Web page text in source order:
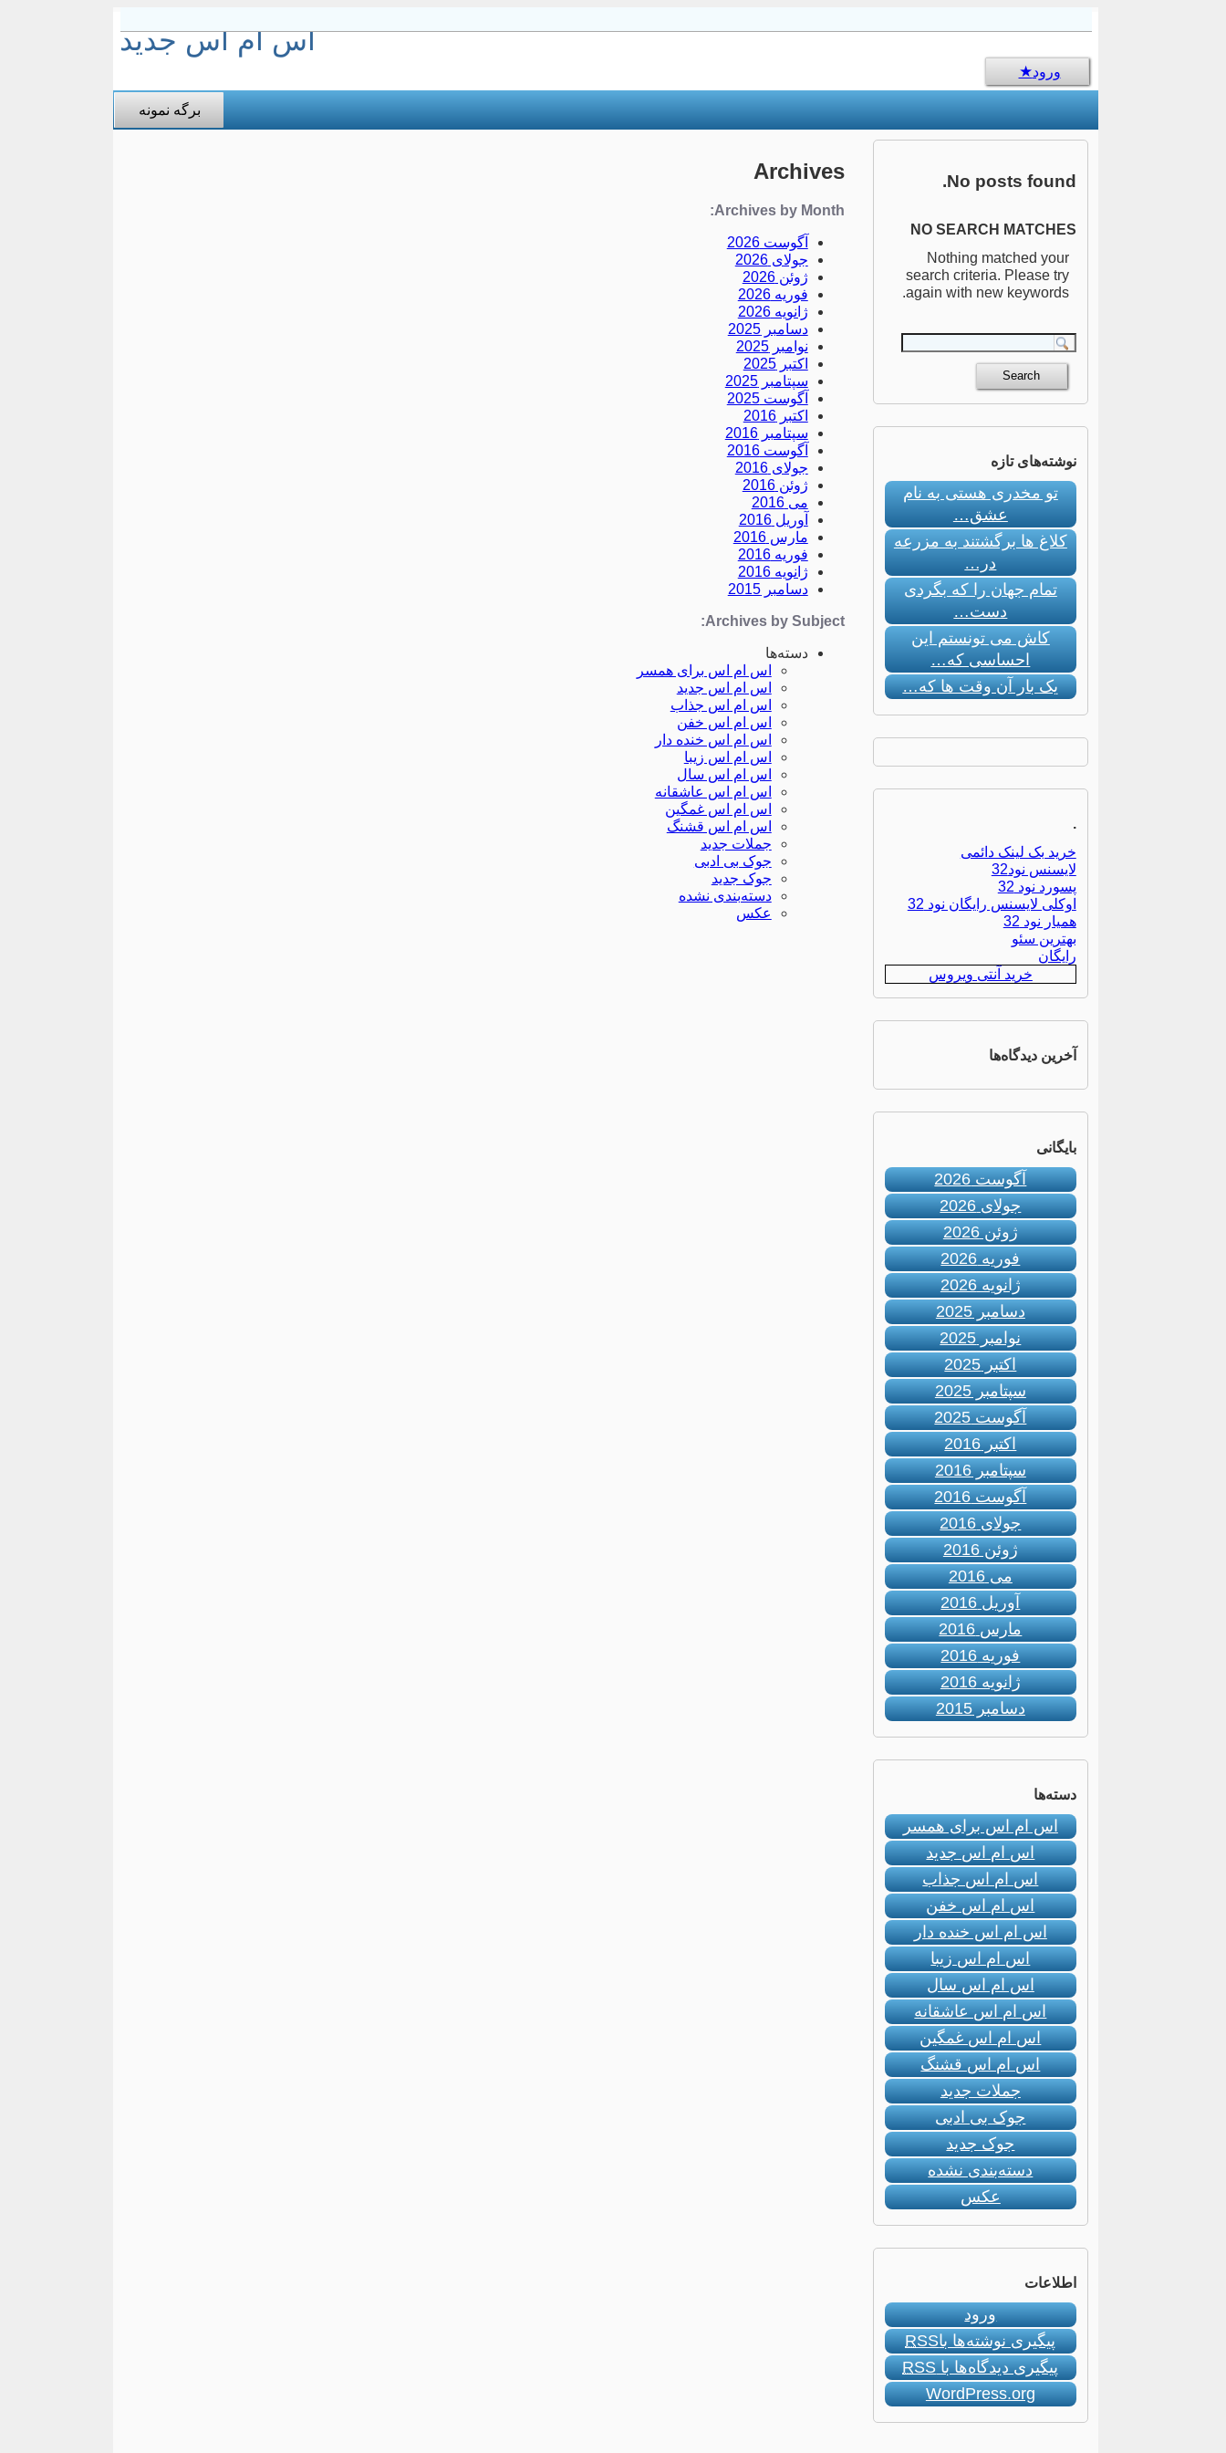
اس ام اس جدید
ورود
برگه نمونه
Archives
Archives by Month:
آگوست 2026
جولای 2026
ژوئن 2026
فوریه 2026
ژانویه 2026
دسامبر 2025
نوامبر 2025
اکتبر 2025
سپتامبر 2025
آگوست 2025
اکتبر 2016
سپتامبر 2016
آگوست 2016
جولای 2016
ژوئن 2016
می 2016
آوریل 2016
مارس 2016
فوریه 2016
ژانویه 2016
دسامبر 2015
Archives by Subject:
دسته‌ها
اس ام اس برای همسر
اس ام اس جدید
اس ام اس جذاب
اس ام اس خفن
اس ام اس خنده دار
اس ام اس زیبا
اس ام اس سال
اس ام اس عاشقانه
اس ام اس غمگین
اس ام اس قشنگ
جملات جدید
جوک بی ادبی
جوک جدید
دسته‌بندی نشده
عکس
No posts found.
NO SEARCH MATCHES
Nothing matched your
search criteria. Please try
again with new keywords.
نوشته‌های تازه
تو مخدری هستی به نام
عشق…
کلاغ ها برگشتند به مزرعه
در…
تمام جهان را که بگردی
دست…
کاش می تونستم این
احساسی که…
یک بار آن وقت ها که…
.
خرید بک لینک دائمی
لایسنس نود32
پسورد نود 32
اوکلی لایسنس رایگان نود 32
همیار نود 32
بهترین سئو
رایگان
خرید آنتی ویروس
آخرین دیدگاه‌ها
بایگانی
آگوست 2026
جولای 2026
ژوئن 2026
فوریه 2026
ژانویه 2026
دسامبر 2025
نوامبر 2025
اکتبر 2025
سپتامبر 2025
آگوست 2025
اکتبر 2016
سپتامبر 2016
آگوست 2016
جولای 2016
ژوئن 2016
می 2016
آوریل 2016
مارس 2016
فوریه 2016
ژانویه 2016
دسامبر 2015
دسته‌ها
اس ام اس برای همسر
اس ام اس جدید
اس ام اس جذاب
اس ام اس خفن
اس ام اس خنده دار
اس ام اس زیبا
اس ام اس سال
اس ام اس عاشقانه
اس ام اس غمگین
اس ام اس قشنگ
جملات جدید
جوک بی ادبی
جوک جدید
دسته‌بندی نشده
عکس
اطلاعات
ورود
پیگیری نوشته‌ها باRSS
پیگیری دیدگاه‌ها باRSS
WordPress.org